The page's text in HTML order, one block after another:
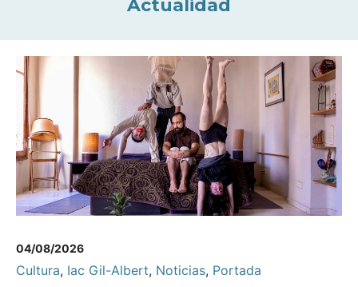
Actualidad
04/08/2026
Cultura, Iac Gil-Albert, Noticias, Portada